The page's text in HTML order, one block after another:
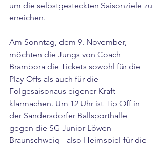
um die selbstgesteckten Saisonziele zu
erreichen.
Am Sonntag, dem 9. November,
möchten die Jungs von Coach
Brambora die Tickets sowohl für die
Play-Offs als auch für die
Folgesaisonaus eigener Kraft
klarmachen. Um 12 Uhr ist Tip Off in
der Sandersdorfer Ballsporthalle
gegen die SG Junior Löwen
Braunschweig - also Heimspiel für die